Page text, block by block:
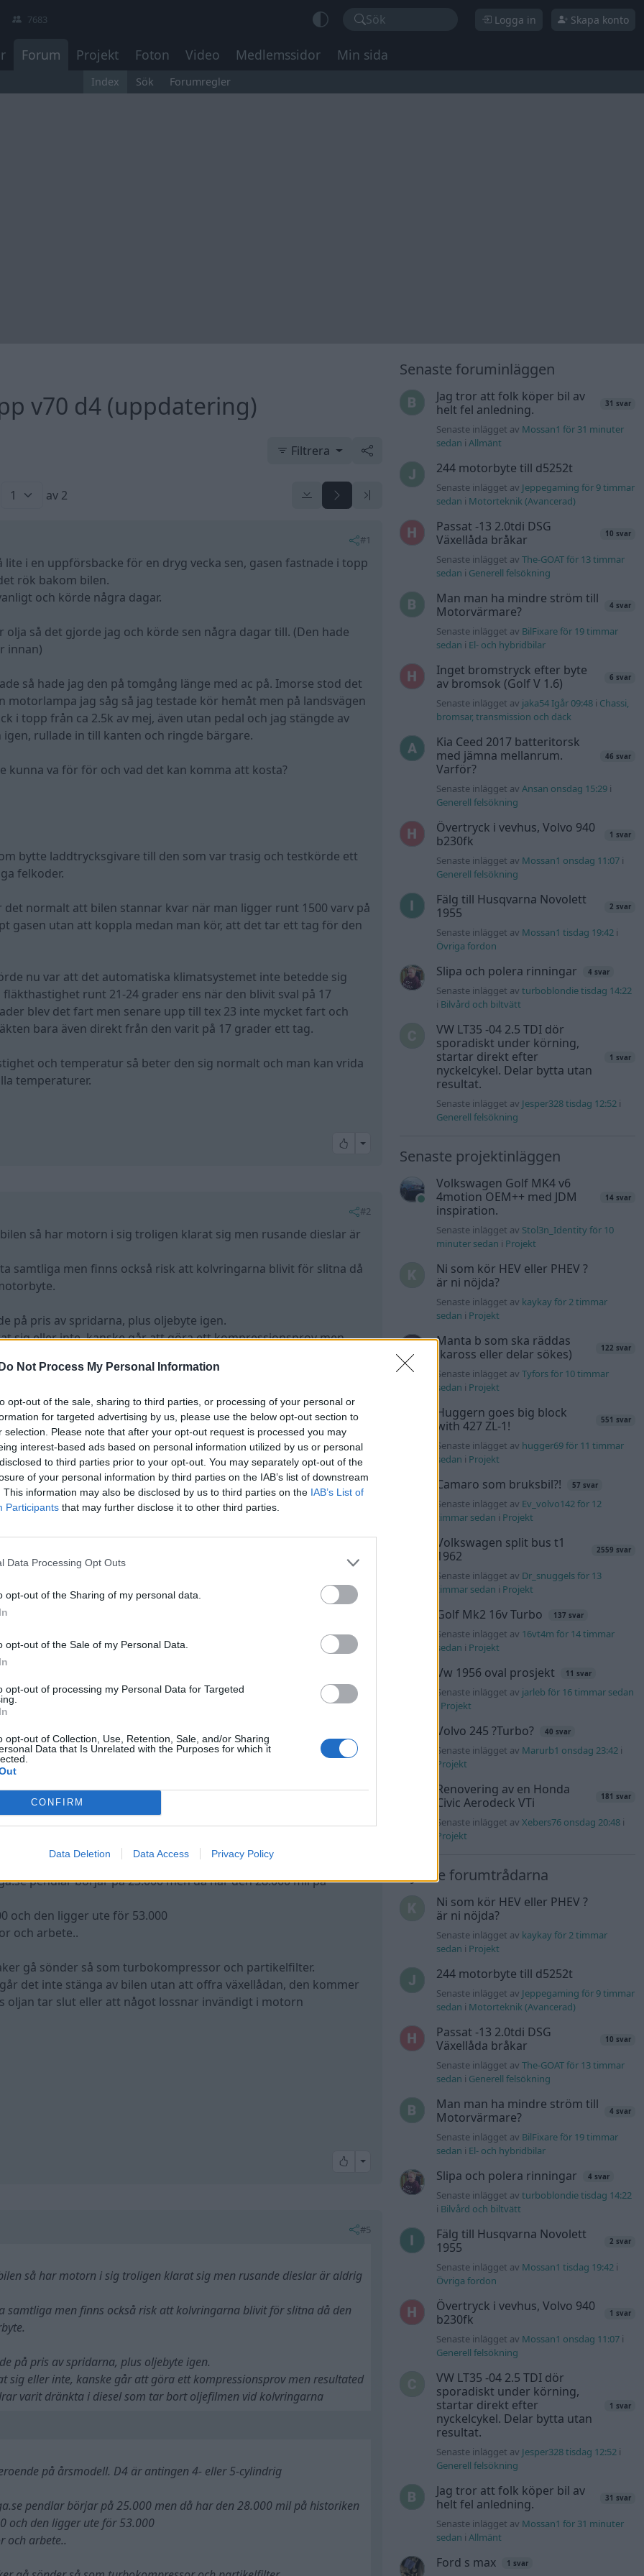
Do Not Process My Personal Information
opt-out of the sale, sharing to third parties, or processing of your personal or
for targeted advertising by us, please use the below opt-out section to
selection. Please note that after your opt-out request is processed you may
interest-based ads based on personal information utilized by us or personal
to third parties prior to your opt-out. You may separately opt-out of the
of your personal information by third parties on the IAB’s list of downstream
This information may also be disclosed by us to third parties on the IAB’s List of
Participants that may further disclose it to other third parties.
Data Processing Opt Outs
opt-out of the Sharing of my personal data.
opt-out of the Sale of my Personal Data.
opt-out of processing my Personal Data for Targeted
opt-out of Collection, Use, Retention, Sale, and/or Sharing
Data that Is Unrelated with the Purposes for which it
CONFIRM
Data Deletion Data Access Privacy Policy
7683 Sök Logga in Skapa konto
Forum Projekt Foton Video Medlemssidor Min sida
Index Sök Forumregler
v70 d4 (uppdatering)
Filtrera
av 2
#1
i en uppförsbacke för en dryg vecka sen, gasen fastnade i topp
rök bakom bilen.
och körde några dagar.
olja så det gjorde jag och körde sen några dagar till. (Den hade
innan)
så hade jag den på tomgång länge med ac på. Imorse stod det
motorlampa jag såg så jag testade kör hemåt men på landsvägen
i topp från ca 2.5k av mej, även utan pedal och jag stängde av
rullade in till kanten och ringde bärgare.
kunna va för för och vad det kan komma att kosta?
bytte laddtrycksgivare till den som var trasig och testkörde ett
felkoder.
normalt att bilen stannar kvar när man ligger runt 1500 varv på
gasen utan att koppla medan man kör, att det tar ett tag för den
nu var att det automatiska klimatsystemet inte betedde sig
runt 21-24 grader ens när den blivit sval på 17
blev det fart men senare upp till tex 23 inte mycket fart och
bara även direkt från den varit på 17 grader ett tag.
och temperatur så beter den sig normalt och man kan vrida
temperaturer.
All reactions
#2
så har motorn i sig troligen klarat sig men rusande dieslar är
samtliga men finns också risk att kolvringarna blivit för slitna då
på pris av spridarna, plus oljebyte igen.
sig eller inte, kanske går att göra ett kompressionsprov men
cylindrar varit dränkta i diesel som tar bort oljefilmen vid
kanske går att köra...
#4
på årsmodell. D4 är antingen 4- eller 5-cylindrig
pendlar börjar på 25.000 men då har den 28.000 mil på
och den ligger ute för 53.000
och arbete..
gå sönder så som turbokompressor och partikelfilter.
det inte stänga av bilen utan att offra växellådan, den kommer
oljan tar slut eller att något lossnar invändigt i motorn
All reactions
#5
så har motorn i sig troligen klarat sig men rusande dieslar är aldrig
samtliga men finns också risk att kolvringarna blivit för slitna då den
på pris av spridarna, plus oljebyte igen.
sig eller inte, kanske går att göra ett kompressionsprov men resultated
varit dränkta i diesel som tar bort oljefilmen vid kolvringarna
på årsmodell. D4 är antingen 4- eller 5-cylindrig
pendlar börjar på 25.000 men då har den 28.000 mil på historiken
och den ligger ute för 53.000
och arbete..
Senaste foruminläggen
Jag tror att folk köper bil av
helt fel anledning.
31 svar
Senaste inlägget av Mossan1 för 31 minuter
sedan iAllmänt
244 motorbyte till d5252t
Senaste inlägget av Jeppegaming för 9 timmar
sedan i Motorteknik (Avancerad)
Passat -13 2.0tdi DSG
Växellåda bråkar
10 svar
Senaste inlägget avThe-GOAT för 13 timmar
sedan i Generell felsökning
Man man ha mindre ström till
Motorvärmare?
4 svar
Senaste inlägget av BilFixare för 19 timmar
sedan i El- och hybridbilar
Inget bromstryck efter byte
av bromsok (Golf V 1.6)
6 svar
Senaste inlägget av jaka54 Igår 09:48 i Chassi,
bromsar, transmission och däck
Kia Ceed 2017 batteritorsk
med jämna mellanrum.
Varför?
46 svar
Senaste inlägget avAnsan onsdag 15:29 i
Generell felsökning
Övertryck i vevhus, Volvo 940
b230fk
1 svar
Senaste inlägget av Mossan1 onsdag 11:07 i
Generell felsökning
Fälg till Husqvarna Novolett
1955
2 svar
Senaste inlägget av Mossan1 tisdag 19:42 i
Övriga fordon
Slipa och polera rinningar 4 svar
Senaste inlägget avturboblondie tisdag 14:22
i Bilvård och biltvätt
VW LT35 -04 2.5 TDI dör
sporadiskt under körning,
startar direkt efter
nyckelcykel. Delar bytta utan
resultat.
1 svar
Senaste inlägget av Jesper328 tisdag 12:52 i
Generell felsökning
Senaste projektinläggen
Volkswagen Golf MK4 v6
4motion OEM++ med JDM
inspiration.
14 svar
Senaste inlägget av Stol3n_Identity för 10
minuter sedan i Projekt
Ni som kör HEV eller PHEV ?
är ni nöjda?
Senaste inlägget av kaykay för 2 timmar
sedan i Projekt
Manta b som ska räddas
(kaross eller delar sökes)
122 svar
Senaste inlägget avTyfors för 10 timmar
sedan i Projekt
Huggern goes big block
with 427 ZL-1!
551 svar
Senaste inlägget av hugger69 för 11 timmar
sedan i Projekt
Camaro som bruksbil?! 57 svar
Senaste inlägget av Ev_volvo142 för 12
timmar sedan i Projekt
Volkswagen split bus t1
1962
2559 svar
Senaste inlägget av Dr_snuggels för 13
timmar sedan i Projekt
Golf Mk2 16v Turbo 137 svar
Senaste inlägget av 16vt4m för 14 timmar
sedan i Projekt
Vw 1956 oval prosjekt 11 svar
Senaste inlägget av jarleb för 16 timmar sedan
Projekt
Volvo 245 ?Turbo? 40 svar
Senaste inlägget av Marurb1 onsdag 23:42 i
Projekt
Renovering av en Honda
Civic Aerodeck VTi
181 svar
Senaste inlägget avXebers76 onsdag 20:48 i
Projekt
Nyaste forumtrådarna
Ni som kör HEV eller PHEV ?
är ni nöjda?
Senaste inlägget av kaykay för 2 timmar
sedan i Projekt
244 motorbyte till d5252t
Senaste inlägget av Jeppegaming för 9 timmar
sedan i Motorteknik (Avancerad)
Passat -13 2.0tdi DSG
Växellåda bråkar
10 svar
Senaste inlägget avThe-GOAT för 13 timmar
sedan i Generell felsökning
Man man ha mindre ström till
Motorvärmare?
4 svar
Senaste inlägget av BilFixare för 19 timmar
sedan i El- och hybridbilar
Slipa och polera rinningar 4 svar
Senaste inlägget avturboblondie tisdag 14:22
i Bilvård och biltvätt
Fälg till Husqvarna Novolett
1955
2 svar
Senaste inlägget av Mossan1 tisdag 19:42 i
Övriga fordon
Övertryck i vevhus, Volvo 940
b230fk
1 svar
Senaste inlägget av Mossan1 onsdag 11:07 i
Generell felsökning
VW LT35 -04 2.5 TDI dör
sporadiskt under körning,
startar direkt efter
nyckelcykel. Delar bytta utan
resultat.
1 svar
Senaste inlägget av Jesper328 tisdag 12:52 i
Generell felsökning
Jag tror att folk köper bil av
helt fel anledning.
31 svar
Senaste inlägget av Mossan1 för 31 minuter
sedan iAllmänt
Ford s max 1 svar